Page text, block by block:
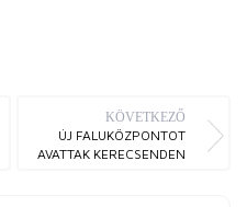
KÖVETKEZŐ
ÚJ FALUKÖZPONTOT
AVATTAK KERECSENDEN